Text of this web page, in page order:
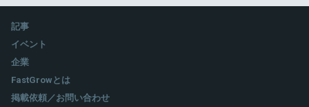
記事
イベント
企業
FastGrowとは
掲載依頼／お問い合わせ